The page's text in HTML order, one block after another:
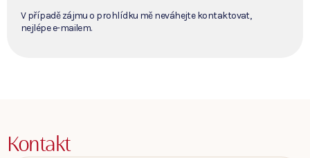
V případě zájmu o prohlídku mě neváhejte kontaktovat,
nejlépe e-mailem.
Kontakt